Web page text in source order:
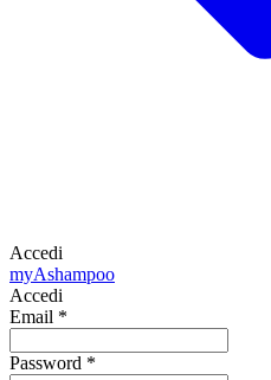
Accedi
myAshampoo
Accedi
Email *
Password *